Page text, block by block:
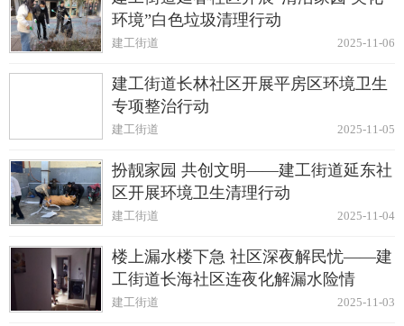
环境”白色垃圾清理行动
2025-11-06
建工街道
建工街道长林社区开展平房区环境卫生
专项整治行动
2025-11-05
建工街道
扮靓家园 共创文明——建工街道延东社
区开展环境卫生清理行动
2025-11-04
建工街道
楼上漏水楼下急 社区深夜解民忧——建
工街道长海社区连夜化解漏水险情
2025-11-03
建工街道